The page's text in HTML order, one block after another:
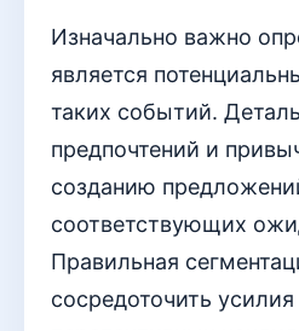
Изначально важно
является
таких событий.
предпочтений и
созданию
соответствующих
Правильная
сосредоточить